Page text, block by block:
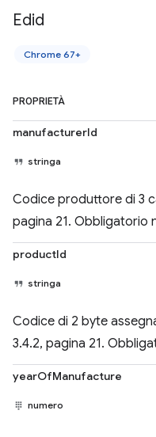
Edid
Chrome 67+
PROPRIETÀ
manufacturerId
stringa
Codice produttore di 3
pagina 21. Obbligatorio
productId
stringa
Codice di 2 byte
3.4.2, pagina 21.
yearOfManufacture
numero